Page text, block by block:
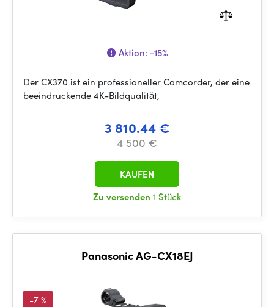
Aktion: -15%
Der CX370 ist ein professioneller Camcorder, der eine
beeindruckende 4K-Bildqualität,
3 810.44 €
4 500 €
Zu versenden 1 Stück
KAUFEN
Panasonic AG-CX18EJ
-7 %